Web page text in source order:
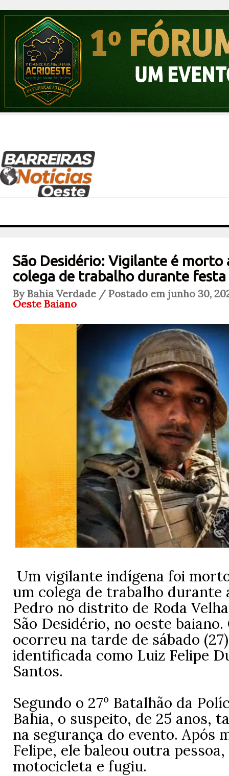
São Desidério: Vigilante é morto
colega de trabalho durante festa
By Bahia Verdade / Postado em junho 30,
Oeste Baiano
Um vigilante indígena foi
um colega de trabalho durante
Pedro no distrito de Roda
São Desidério, no oeste
ocorreu na tarde de sábado
identificada como Luiz Felipe
Santos.
Segundo o 27º Batalhão da
Bahia, o suspeito, de 25 anos,
na segurança do evento. Após
Felipe, ele baleou outra
motocicleta e fugiu.